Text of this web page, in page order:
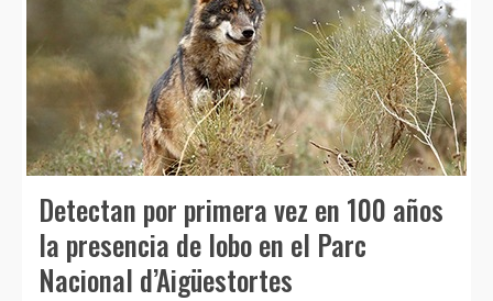
Detectan por primera vez en 100 años
la presencia de lobo en el Parc
Nacional d’Aigüestortes